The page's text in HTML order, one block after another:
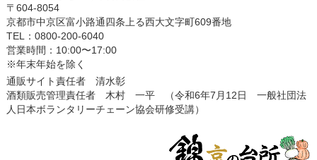
〒604-8054
京都市中京区富小路通四条上る西大文字町609番地
TEL：0800-200-6040
営業時間：10:00〜17:00
※年末年始を除く
通販サイト責任者 清水彰
酒類販売管理責任者 木村 一平 （令和6年7月12日 一般社団法
人日本ボランタリーチェーン協会研修受講）